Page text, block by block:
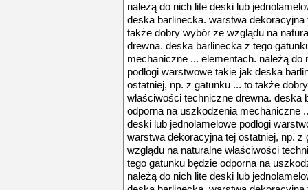
należą do nich lite deski lub
deska barlinecka. warstwa dekoracyjna
także dobry wybór ze wzglądu na
drewna. deska barlinecka z tego
mechaniczne ... elementach. należą do
podłogi warstwowe takie jak deska
ostatniej, np. z gatunku ... to także
właściwości techniczne drewna. deska
odporna na uszkodzenia mechaniczne
deski lub jednolamelowe podłogi
warstwa dekoracyjna tej ostatniej, np.
wzglądu na naturalne właściwości
tego gatunku będzie odporna na
należą do nich lite deski lub